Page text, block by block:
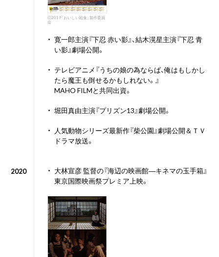
ⓒ2019『おいしい給食』製作委員
会
・ 寛一郎主演『下忍 赤い影』、結木滉星主演『下忍 青
い影』劇場公開。
・ テレビアニメ『うちの娘の為ならば、俺はもしかし
たら魔王も倒せるかもしれない。』
MAHO FILMと共同出資。
・ 堀田真由主演『プリズン13』劇場公開。
・ 人気動物シリーズ最新作『柴公園』劇場公開＆ＴＶ
ドラマ放送。
2020 ・ 大林宣彦 監督の『海辺の映画館―キネマの玉手箱』
東京国際映画祭プレミア上映。